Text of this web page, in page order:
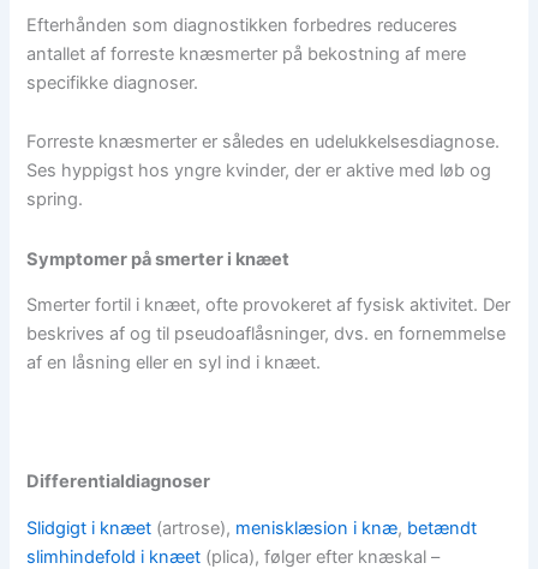
Efterhånden som diagnostikken forbedres reduceres
antallet af forreste knæsmerter på bekostning af mere
specifikke diagnoser.
Forreste knæsmerter er således en udelukkelsesdiagnose.
Ses hyppigst hos yngre kvinder, der er aktive med løb og
spring.
Symptomer på smerter i knæet
Smerter fortil i knæet, ofte provokeret af fysisk aktivitet. Der
beskrives af og til pseudoaflåsninger, dvs. en fornemmelse
af en låsning eller en syl ind i knæet.
Differentialdiagnoser
Slidgigt i knæet (artrose), menisklæsion i knæ, betændt
slimhindefold i knæet (plica), følger efter knæskal –